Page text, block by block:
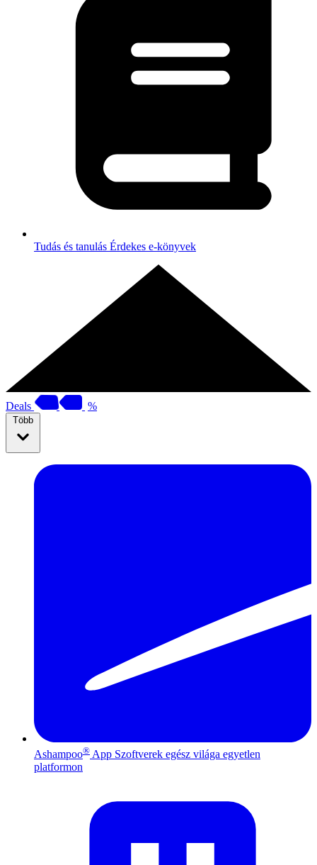
Tudás és tanulás Érdekes e-könyvek
Deals %
Több
Ashampoo® App Szoftverek egész világa egyetlen
platformon